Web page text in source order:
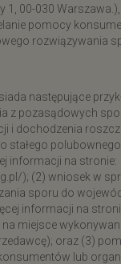
1, 00-030
pomocy
rozwiązywania
następujące
z pozasądowych
i dochodzenia
stałego
informacji na stronie:
); (2) wniosek w
sporu do
informacji na
miejsce
oraz (3)
lub